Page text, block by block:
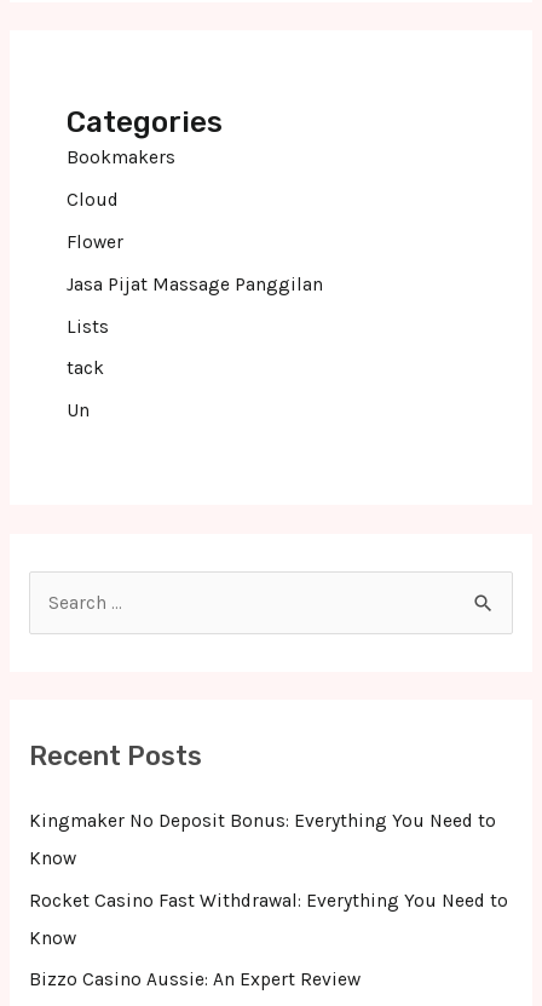
Categories
Bookmakers
Cloud
Flower
Jasa Pijat Massage Panggilan
Lists
tack
Un
f
o
Recent Posts
Kingmaker No Deposit Bonus: Everything You Need to
Know
Rocket Casino Fast Withdrawal: Everything You Need to
Know
Bizzo Casino Aussie: An Expert Review